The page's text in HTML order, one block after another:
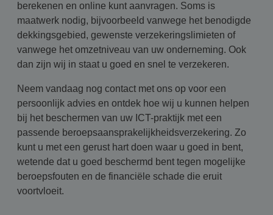
berekenen en online kunt aanvragen. Soms is
maatwerk nodig, bijvoorbeeld vanwege het benodigde
dekkingsgebied, gewenste verzekeringslimieten of
vanwege het omzetniveau van uw onderneming. Ook
dan zijn wij in staat u goed en snel te verzekeren.
Neem vandaag nog contact met ons op voor een
persoonlijk advies en ontdek hoe wij u kunnen helpen
bij het beschermen van uw ICT-praktijk met een
passende beroepsaansprakelijkheidsverzekering. Zo
kunt u met een gerust hart doen waar u goed in bent,
wetende dat u goed beschermd bent tegen mogelijke
beroepsfouten en de financiële schade die eruit
voortvloeit.